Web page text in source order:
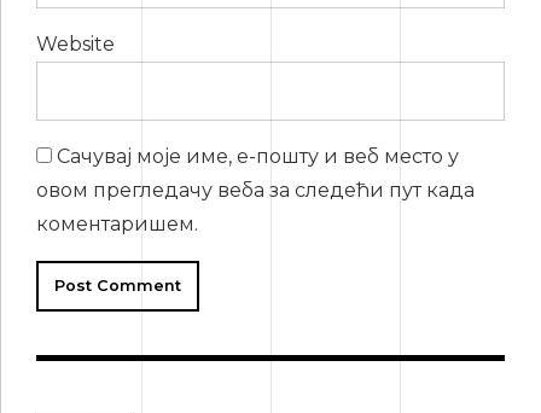
Website
Сачувај моје име, е-пошту и веб место у
овом прегледачу веба за следећи пут када
коментаришем.
Post Comment